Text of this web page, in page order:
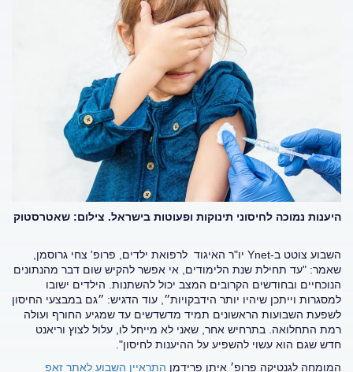
היענות נמוכה לחיסוני תינוקות ופעוטות בישראל. צילום: שאטרסטוק
השבוע צוטט ב-Ynet
יו"ר האיגוד לרפואת ילדים, פרופ' צחי גרוסמן,
שאמר: "עד תחילת שנת הלימודים, אי אפשר להקיש שום דבר מהנתונים
הנוכחיים ובחודשים הקרובים המצב יכול להשתנות. הילדים ישובו
למסגרות וייתכן שיהיו יותר הידבקויות״, עוד הדגיש: ״גם במבצעי החיסון
לשפעת השבועות הראשונים תמיד מדשדשים עד שמגיע החורף ועולה
רמת התחלואה. בתרחיש אחר, שאני לא מייחל לו, עלול לצוץ וריאנט
חדש שגם הוא עשוי להשפיע על ההיענות לחיסון".
המומחה לגנטיקה פרופ׳ איתן פרידמן התראיין השבוע לאתר זאפ